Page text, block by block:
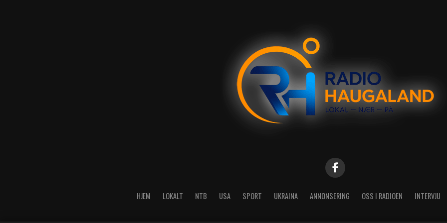
HJEM LOKALT NTB USA SPORT UKRAINA ANNONSERING OSS I RADIOEN INTERVJU